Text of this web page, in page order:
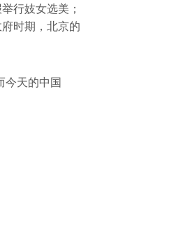
行妓女选美；
时期，北京的
今天的中国